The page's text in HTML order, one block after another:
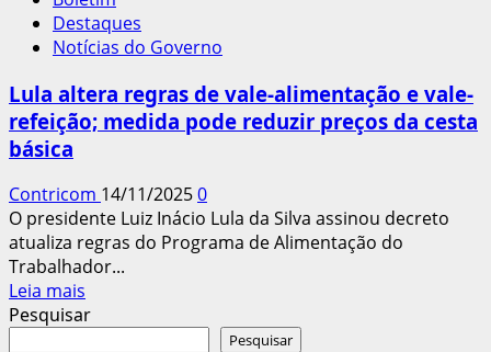
Destaques
Notícias do Governo
Lula altera regras de vale-alimentação e vale-
refeição; medida pode reduzir preços da cesta
básica
Contricom 14/11/20250
O presidente Luiz Inácio Lula da Silva assinou decreto
atualiza regras do Programa de Alimentação do
Trabalhador...
Leia mais
mais
Pesquisar
Pesquisar